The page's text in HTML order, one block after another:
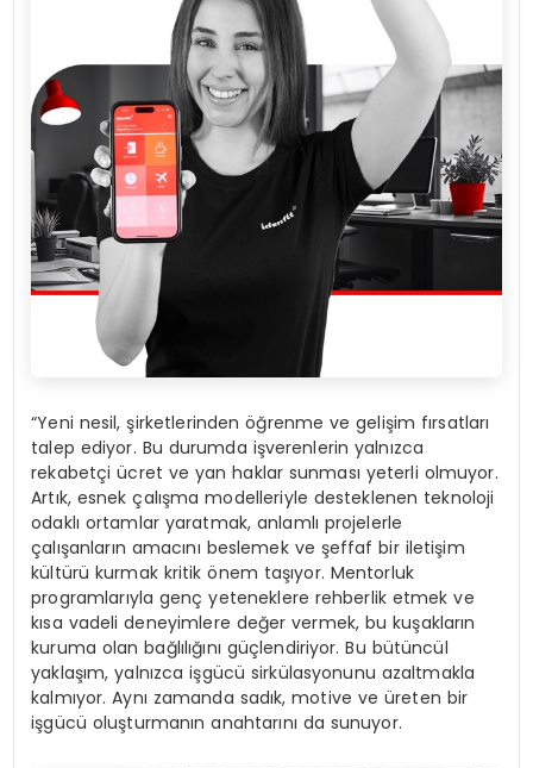
“Yeni nesil, şirketlerinden öğrenme ve gelişim fırsatları
talep ediyor. Bu durumda işverenlerin yalnızca
rekabetçi ücret ve yan haklar sunması yeterli olmuyor.
Artık, esnek çalışma modelleriyle desteklenen teknoloji
odaklı ortamlar yaratmak, anlamlı projelerle
çalışanların amacını beslemek ve şeffaf bir iletişim
kültürü kurmak kritik önem taşıyor. Mentorluk
programlarıyla genç yeteneklere rehberlik etmek ve
kısa vadeli deneyimlere değer vermek, bu kuşakların
kuruma olan bağlılığını güçlendiriyor. Bu bütüncül
yaklaşım, yalnızca işgücü sirkülasyonunu azaltmakla
kalmıyor. Aynı zamanda sadık, motive ve üreten bir
işgücü oluşturmanın anahtarını da sunuyor.